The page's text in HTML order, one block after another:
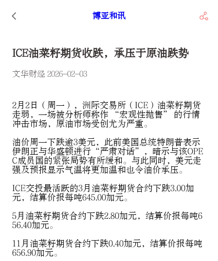
博亚和讯
ICE油菜籽期货收跌，承压于原油跌势
文华财经 2026-02-03
2月2日（周一），洲际交易所（ICE）油菜籽期货
走弱，一场被分析师称作 “宏观性抛售” 的行情
冲击市场，原油市场受创尤为严重。
油价周一下跌逾3美元，此前美国总统特朗普表示
伊朗正与华盛顿进行“严肃对话”，暗示与该OPE
C成员国的紧张局势有所缓和。与此同时，美元走
强及预报显示气温将更加温和也令油价承压。
ICE交投最活跃的3月油菜籽期货合约下跌3.00加
元，结算价报每吨645.00加元。
5月油菜籽期货合约下跌2.80加元，结算价报每吨6
56.40加元。
11月油菜籽期货合约下跌0.40加元，结算价报每吨
656.90加元。